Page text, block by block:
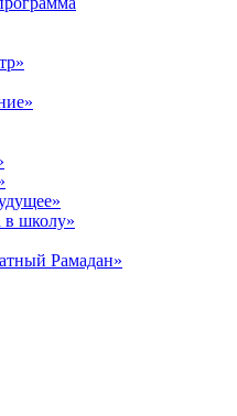
в школу»
Рамадан»